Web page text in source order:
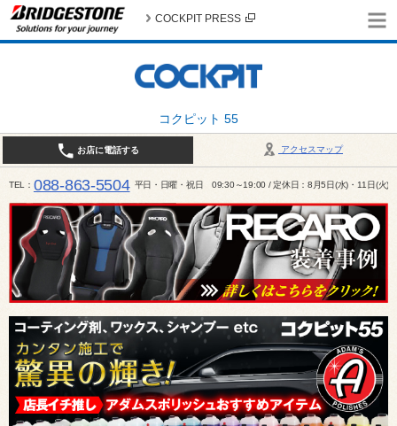
コクピット 55
COCKPIT PRESS
アクセスマップ
お店に電話する
TEL 088-863-5504 平日・日曜・祝日 09:30～19:00 / 定休日：8月5日(水)・11日(火)